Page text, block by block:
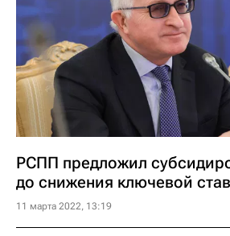
РСПП предложил
до снижения ключевой
11 марта 2022, 13:19